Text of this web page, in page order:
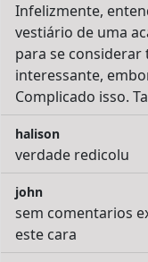
Infelizmente,
vestiário de uma
para se considerar
interessante,
Complicado isso.
halison
verdade redicolu
john
sem comentarios
este cara